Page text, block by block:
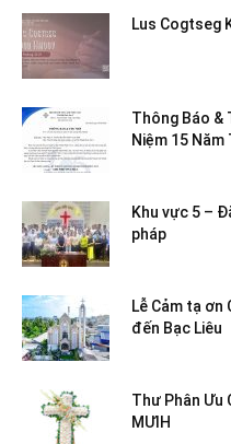
Lus Cogtseg
Thông Báo &
Niệm 15 Năm
Khu vực 5 –
pháp
Lễ Cảm tạ ơn
đến Bạc Liêu
Thư Phân Ưu
MƯIH